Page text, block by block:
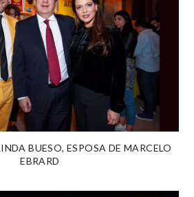
BUESO, ESPOSA DE MARCELO
EBRARD